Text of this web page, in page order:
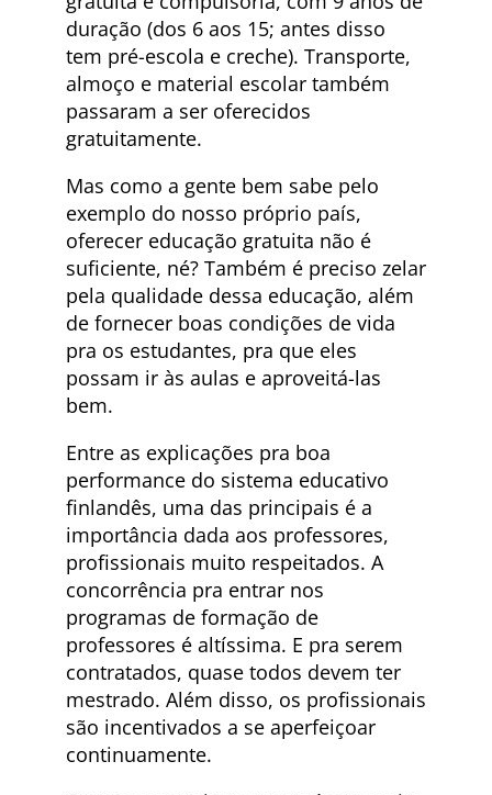
duração (dos 6 aos 15; antes disso
tem pré-escola e creche). Transporte,
almoço e material escolar também
passaram a ser oferecidos
gratuitamente.
Mas como a gente bem sabe pelo
exemplo do nosso próprio país,
oferecer educação gratuita não é
suficiente, né? Também é preciso zelar
pela qualidade dessa educação, além
de fornecer boas condições de vida
pra os estudantes, pra que eles
possam ir às aulas e aproveitá-las
bem.
Entre as explicações pra boa
performance do sistema educativo
finlandês, uma das principais é a
importância dada aos professores,
profissionais muito respeitados. A
concorrência pra entrar nos
programas de formação de
professores é altíssima. E pra serem
contratados, quase todos devem ter
mestrado. Além disso, os profissionais
são incentivados a se aperfeiçoar
continuamente.